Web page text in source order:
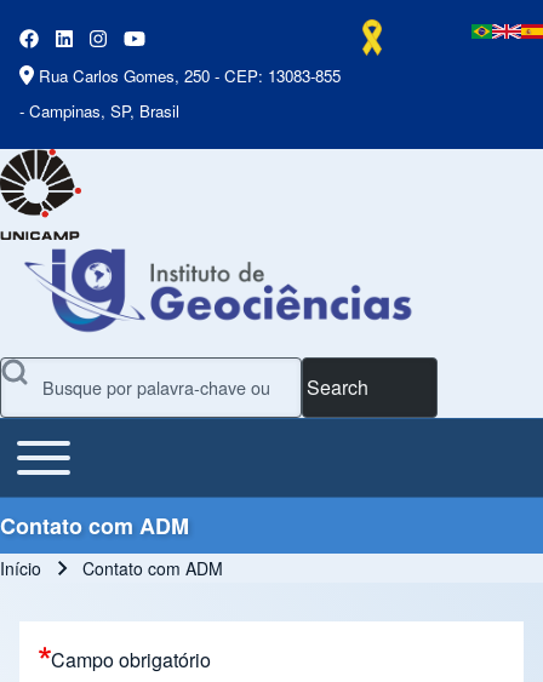
Rua Carlos Gomes, 250 - CEP: 13083-855
- Campinas, SP, Brasil
Search
Main Menu
Toggle main menu
Contato com ADM
Início Contato com ADM
Campo obrigatório